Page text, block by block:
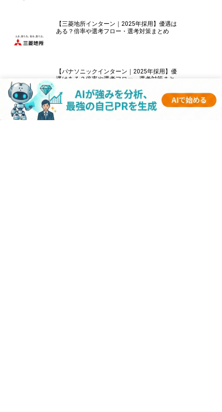
【三菱地所インターン｜2025年採用】優遇は
ある？倍率や選考フロー・選考対策まとめ
【パナソニックインターン｜2025年採用】優
遇はある？倍率や選考フロー・選考対策まと